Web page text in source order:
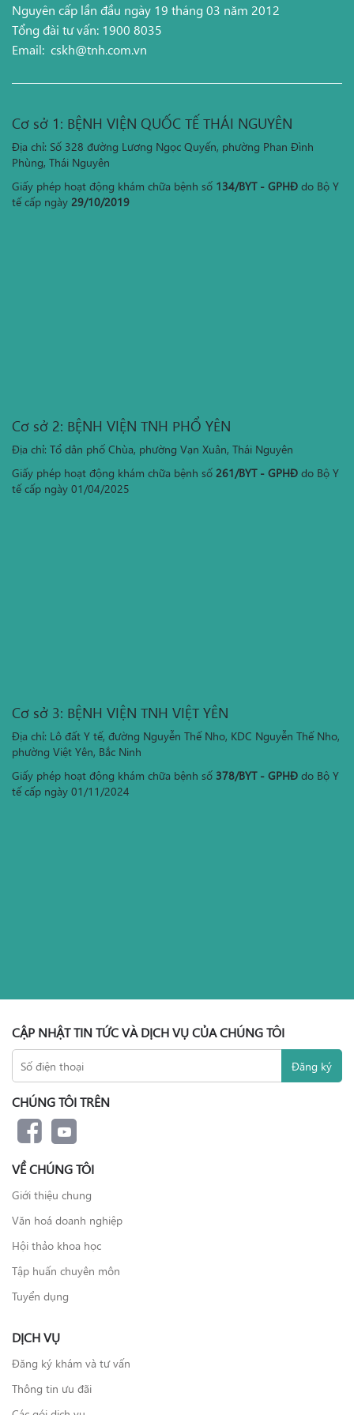
Nguyên cấp lần đầu ngày 19 tháng 03 năm 2012
Tổng đài tư vấn: 1900 8035
Email: cskh@tnh.com.vn
Cơ sở 1: BỆNH VIỆN QUỐC TẾ THÁI NGUYÊN
Địa chỉ: Số 328 đường Lương Ngọc Quyến, phường Phan Đình
Phùng, Thái Nguyên
Giấy phép hoạt động khám chữa bệnh số 134/BYT - GPHĐ do Bộ Y
tế cấp ngày 29/10/2019
Cơ sở 2: BỆNH VIỆN TNH PHỔ YÊN
Địa chỉ: Tổ dân phố Chùa, phường Vạn Xuân, Thái Nguyên
Giấy phép hoạt động khám chữa bệnh số 261/BYT - GPHĐ do Bộ Y
tế cấp ngày 01/04/2025
Cơ sở 3: BỆNH VIỆN TNH VIỆT YÊN
Địa chỉ: Lô đất Y tế, đường Nguyễn Thế Nho, KDC Nguyễn Thế Nho,
phường Việt Yên, Bắc Ninh
Giấy phép hoạt động khám chữa bệnh số 378/BYT - GPHĐ do Bộ Y
tế cấp ngày 01/11/2024
CẬP NHẬT TIN TỨC VÀ DỊCH VỤ CỦA CHÚNG TÔI
CHÚNG TÔI TRÊN
VỀ CHÚNG TÔI
Giới thiệu chung
Văn hoá doanh nghiệp
Hội thảo khoa học
Tập huấn chuyên môn
Tuyển dụng
DỊCH VỤ
Đăng ký khám và tư vấn
Thông tin ưu đãi